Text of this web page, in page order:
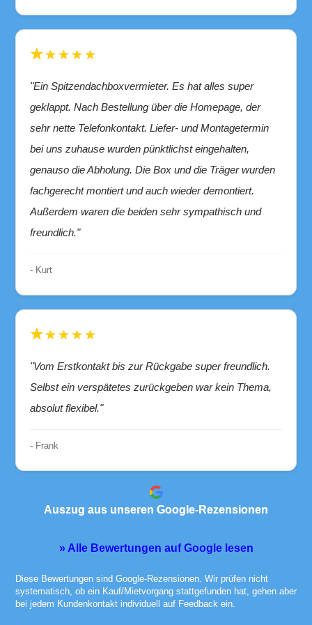
★★★★★
"Ein Spitzendachboxvermieter. Es hat alles super
geklappt. Nach Bestellung über die Homepage, der
sehr nette Telefonkontakt. Liefer- und Montagetermin
bei uns zuhause wurden pünktlichst eingehalten,
genauso die Abholung. Die Box und die Träger wurden
fachgerecht montiert und auch wieder demontiert.
Außerdem waren die beiden sehr sympathisch und
freundlich."
- Kurt
★★★★★
"Vom Erstkontakt bis zur Rückgabe super freundlich.
Selbst ein verspätetes zurückgeben war kein Thema,
absolut flexibel."
- Frank
Auszug aus unseren Google-Rezensionen
» Alle Bewertungen auf Google lesen
Diese Bewertungen sind Google-Rezensionen. Wir prüfen nicht
systematisch, ob ein Kauf/Mietvorgang stattgefunden hat, gehen aber
bei jedem Kundenkontakt individuell auf Feedback ein.